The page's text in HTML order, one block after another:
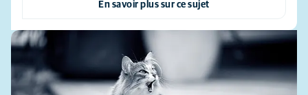
En savoir plus sur ce sujet